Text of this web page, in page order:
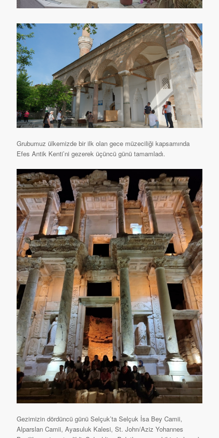
Grubumuz ülkemizde bir ilk olan gece müzeciliği kapsamında
Efes Antik Kenti’ni gezerek üçüncü günü tamamladı.
Gezimizin dördüncü günü Selçuk’ta Selçuk İsa Bey Camii,
Alparslan Camii, Ayasuluk Kalesi, St. John/Aziz Yohannes